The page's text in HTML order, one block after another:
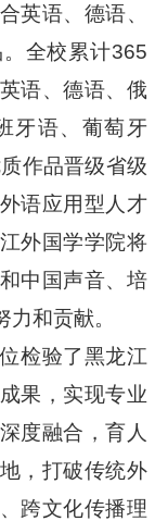
英语、德语、
全校累计365
语、德语、俄
牙语、葡萄牙
作品晋级省级
语应用型人才
外国学学院将
中国声音、培
和贡献。
检验了黑龙江
果，实现专业
度融合，育人
，打破传统外
跨文化传播理